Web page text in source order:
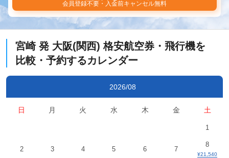
会員登録不要・入金前キャンセル無料
宮崎発 大阪(関西)格安航空券・飛行機を
比較・予約するカレンダー
2026/08
日 月 火 水 木 金 土
1
2 3 4 5 6 7
8
¥21,540